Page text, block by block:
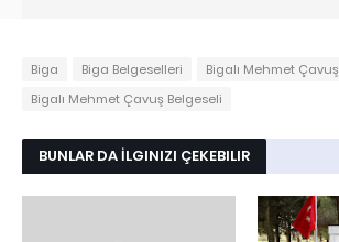
Biga Biga Belgeselleri
Bigalı Mehmet Çavuş
Bigalı Mehmet Çavuş Belgeseli
BUNLAR DA İLGINIZI ÇEKEBILIR